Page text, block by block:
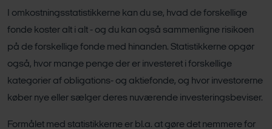
I omkostningsstatistikkerne kan du se, hvad de forskellige
fonde koster alt i alt - og du kan også sammenligne risikoen
på de forskellige fonde med hinanden. Statistikkerne opgør
også, hvor mange penge der er investeret i forskellige
kategorier af obligations- og aktiefonde, og hvor investorerne
køber nye eller sælger deres nuværende investeringsbeviser.
Formålet med statistikkerne er bl.a. at gøre det nemmere for